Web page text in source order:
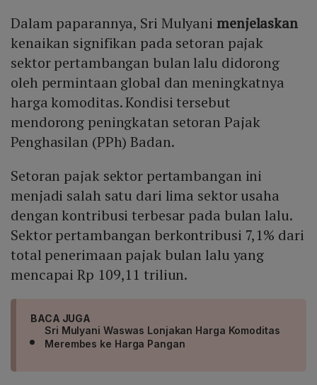
Dalam paparannya, Sri Mulyani menjelaskan
kenaikan signifikan pada setoran pajak
sektor pertambangan bulan lalu didorong
oleh permintaan global dan meningkatnya
harga komoditas. Kondisi tersebut
mendorong peningkatan setoran Pajak
Penghasilan (PPh) Badan.
Setoran pajak sektor pertambangan ini
menjadi salah satu dari lima sektor usaha
dengan kontribusi terbesar pada bulan lalu.
Sektor pertambangan berkontribusi 7,1% dari
total penerimaan pajak bulan lalu yang
mencapai Rp 109,11 triliun.
BACA JUGA
Sri Mulyani Waswas Lonjakan Harga Komoditas
Merembes ke Harga Pangan